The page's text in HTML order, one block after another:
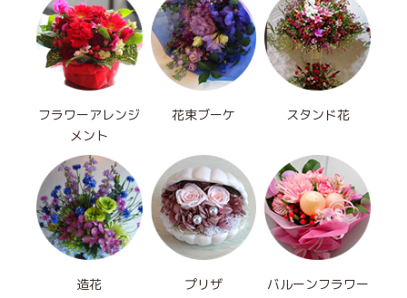
フラワーアレンジ
メント
花束ブーケ スタンド花
造花 プリザ バルーンフラワー